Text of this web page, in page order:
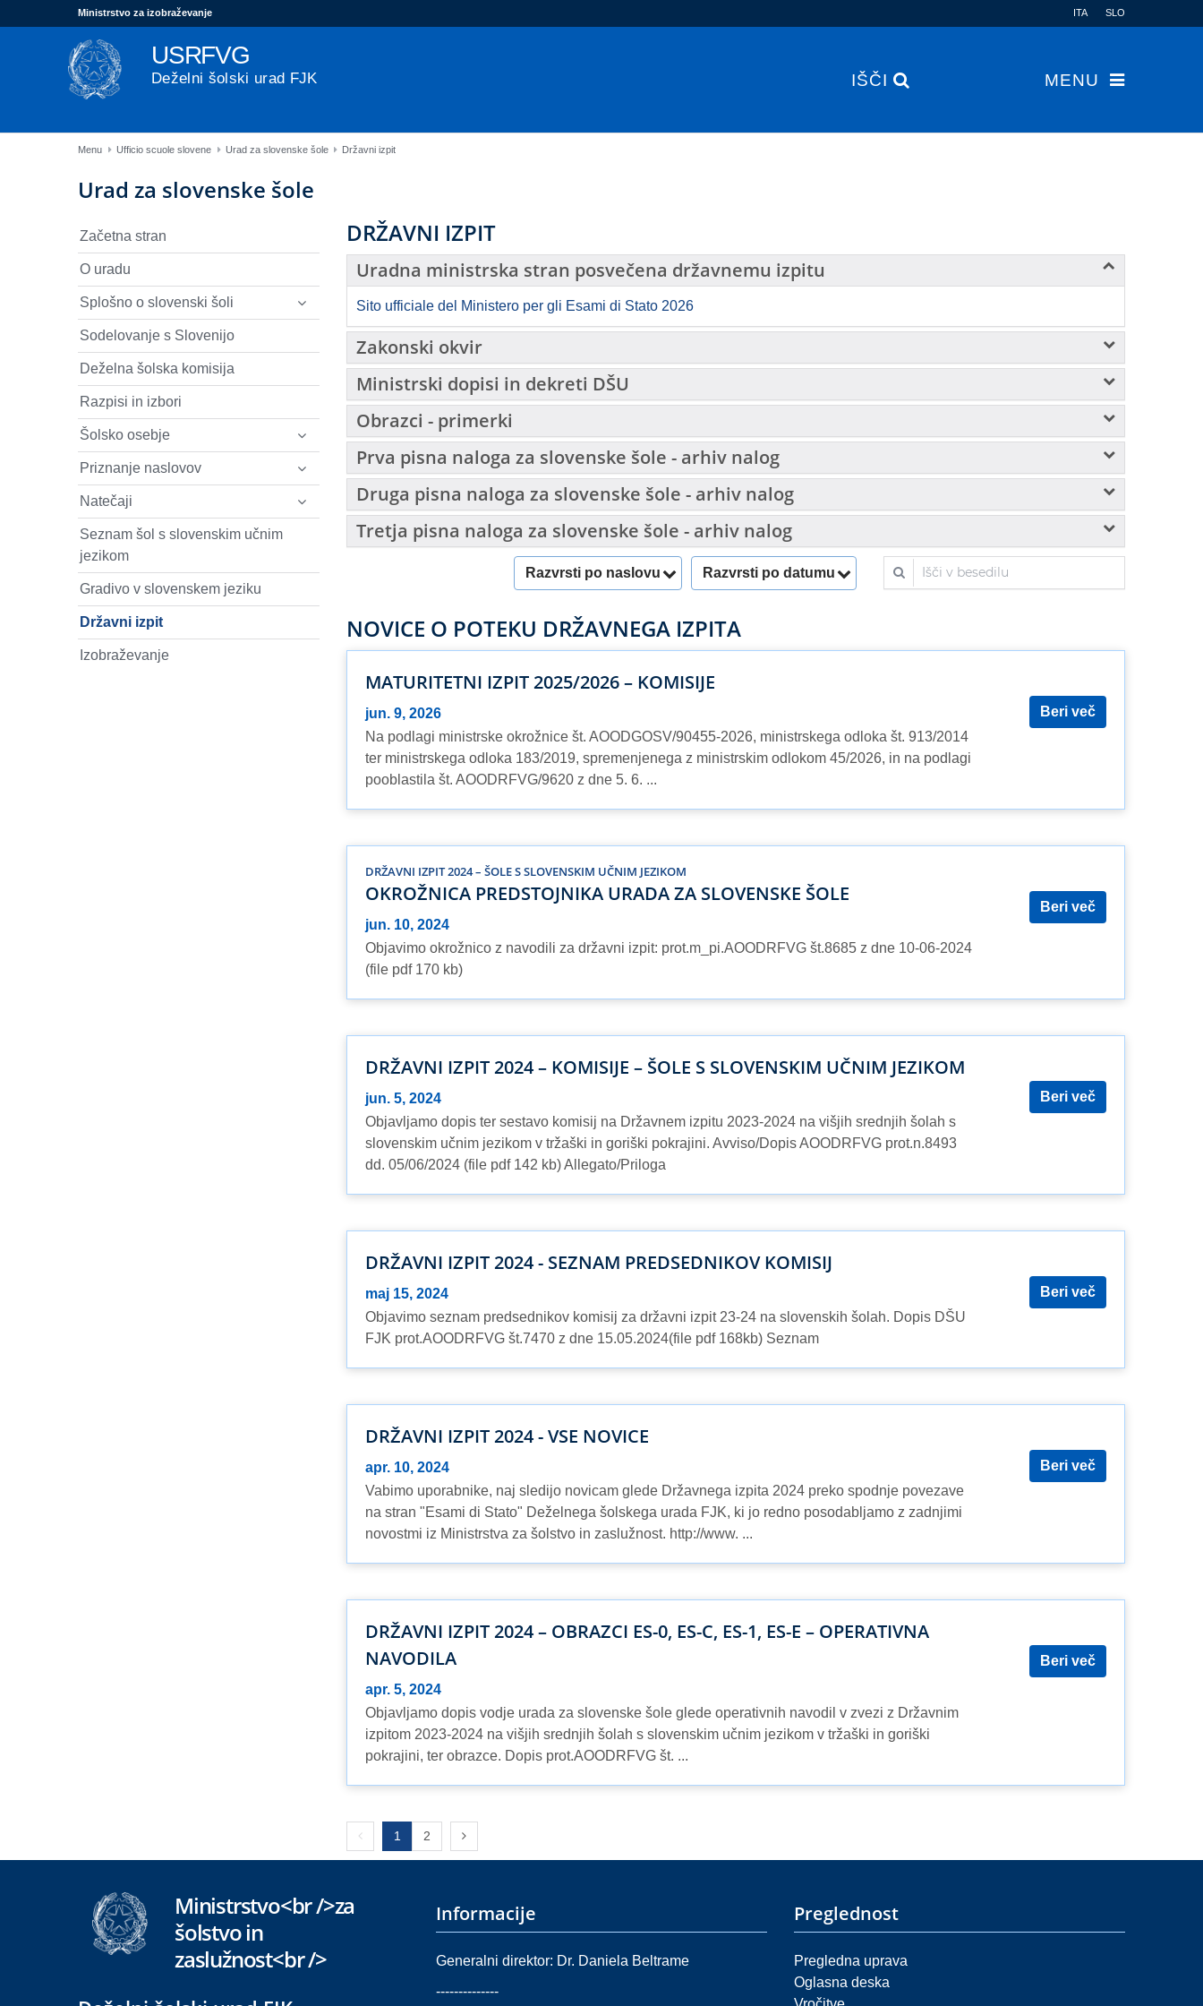
Ministrstvo za izobraževanje ITA SLO
USRFVG
Deželni šolski urad FJK IŠČI MENU
Menu Ufficio scuole slovene Urad za slovenske šole Državni izpit
Urad za slovenske šole
DRŽAVNI IZPIT
Uradna ministrska stran posvečena državnemu izpitu
Sito ufficiale del Ministero per gli Esami di Stato 2026
Zakonski okvir
Ministrski dopisi in dekreti DŠU
Obrazci - primerki
Prva pisna naloga za slovenske šole - arhiv nalog
Druga pisna naloga za slovenske šole - arhiv nalog
Tretja pisna naloga za slovenske šole - arhiv nalog
Razvrsti po naslovu Razvrsti po datumu
Išči v besedilu
NOVICE O POTEKU DRŽAVNEGA IZPITA
MATURITETNI IZPIT 2025/2026 – KOMISIJE
jun. 9, 2026
Na podlagi ministrske okrožnice št. AOODGOSV/90455-2026, ministrskega odloka št. 913/2014
ter ministrskega odloka 183/2019, spremenjenega z ministrskim odlokom 45/2026, in na podlagi
pooblastila št. AOODRFVG/9620 z dne 5. 6. ...
Beri več
DRŽAVNI IZPIT 2024 – ŠOLE S SLOVENSKIM UČNIM JEZIKOM
OKROŽNICA PREDSTOJNIKA URADA ZA SLOVENSKE ŠOLE
jun. 10, 2024
Objavimo okrožnico z navodili za državni izpit: prot.m_pi.AOODRFVG št.8685 z dne 10-06-2024
(file pdf 170 kb)
Beri več
DRŽAVNI IZPIT 2024 – KOMISIJE – ŠOLE S SLOVENSKIM UČNIM JEZIKOM
jun. 5, 2024
Objavljamo dopis ter sestavo komisij na Državnem izpitu 2023-2024 na višjih srednjih šolah s
slovenskim učnim jezikom v tržaški in goriški pokrajini. Avviso/Dopis AOODRFVG prot.n.8493
dd. 05/06/2024 (file pdf 142 kb) Allegato/Priloga
Beri več
DRŽAVNI IZPIT 2024 - SEZNAM PREDSEDNIKOV KOMISIJ
maj 15, 2024
Objavimo seznam predsednikov komisij za državni izpit 23-24 na slovenskih šolah. Dopis DŠU
FJK prot.AOODRFVG št.7470 z dne 15.05.2024(file pdf 168kb) Seznam
Beri več
DRŽAVNI IZPIT 2024 - VSE NOVICE
apr. 10, 2024
Vabimo uporabnike, naj sledijo novicam glede Državnega izpita 2024 preko spodnje povezave
na stran "Esami di Stato" Deželnega šolskega urada FJK, ki jo redno posodabljamo z zadnjimi
novostmi iz Ministrstva za šolstvo in zaslužnost. http://www. ...
Beri več
DRŽAVNI IZPIT 2024 – OBRAZCI ES-0, ES-C, ES-1, ES-E – OPERATIVNA
NAVODILA
apr. 5, 2024
Objavljamo dopis vodje urada za slovenske šole glede operativnih navodil v zvezi z Državnim
izpitom 2023-2024 na višjih srednjih šolah s slovenskim učnim jezikom v tržaški in goriški
pokrajini, ter obrazce. Dopis prot.AOODRFVG št. ...
Beri več
Prejšnja stran
1 2 Next page
Začetna stran
O uradu
Splošno o slovenski šoli
Sodelovanje s Slovenijo
Deželna šolska komisija
Razpisi in izbori
Šolsko osebje
Priznanje naslovov
Natečaji
Seznam šol s slovenskim učnim
jezikom
Gradivo v slovenskem jeziku
Državni izpit
Izobraževanje
Ministrstvo<br />za
šolstvo in
zaslužnost<br />
Informacije
Generalni direktor: Dr. Daniela Beltrame
--------------
Preglednost
Pregledna uprava
Oglasna deska